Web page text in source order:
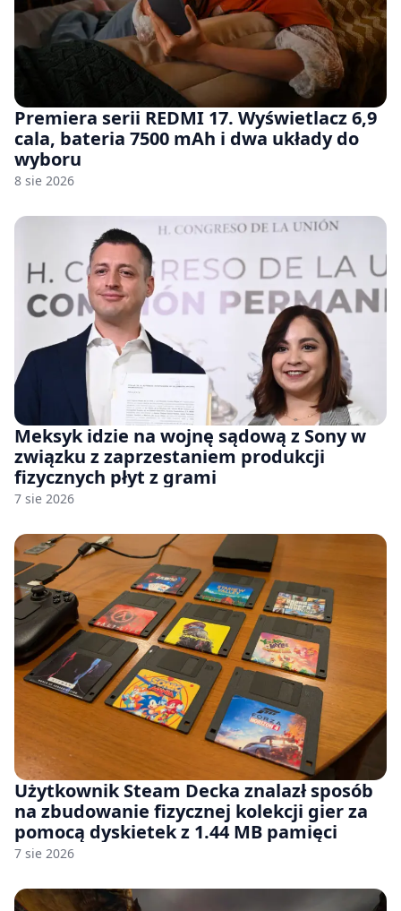
Premiera serii REDMI 17. Wyświetlacz 6,9
cala, bateria 7500 mAh i dwa układy do
wyboru
8 sie 2026
Meksyk idzie na wojnę sądową z Sony w
związku z zaprzestaniem produkcji
fizycznych płyt z grami
7 sie 2026
Użytkownik Steam Decka znalazł sposób
na zbudowanie fizycznej kolekcji gier za
pomocą dyskietek z 1.44 MB pamięci
7 sie 2026